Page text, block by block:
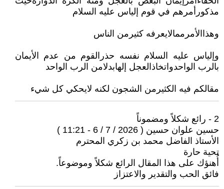
مذكورأمرهم في قوم إلياس عليه السلام
وهذاالأمرممالايعرفه كثيرمن الناس
وإلياس عليه السلام نفسه حذرالقوم من عدم الأيمان
بالرب الواحدواتخاذالعجل إلهابدلامن الرب الواحد
مقالكم فيه الكثيرمن الشجون لكنه لايحكي كل شيء
2 - رائع شكلاً ومضموناً
حسين علوان حسين ( 2026 / 7 / 6 - 11:21 )
الأستاذ الفاضل محمد بن زكري المحترم
تحية حارة
أُهنؤك على هذا المقال الرائع شكلاً وموضوعاً.
فائق الحب والتقدير والاعتزاز